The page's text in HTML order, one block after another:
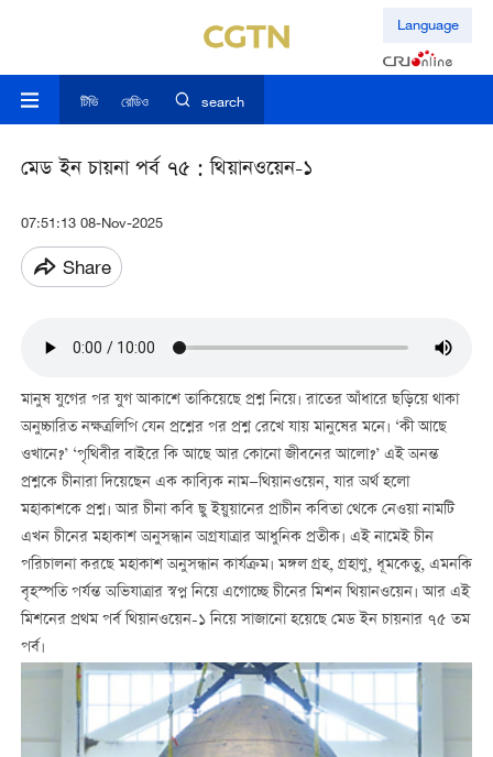
Language
টিভি রেডিও search
মেড ইন চায়না পর্ব ৭৫ : থিয়ানওয়েন-১
07:51:13 08-Nov-2025
Share
মানুষ যুগের পর যুগ আকাশে তাকিয়েছে প্রশ্ন নিয়ে। রাতের আঁধারে ছড়িয়ে থাকা
অনুচ্চারিত নক্ষত্রলিপি যেন প্রশ্নের পর প্রশ্ন রেখে যায় মানুষের মনে। ‘কী আছে
ওখানে?’ ‘পৃথিবীর বাইরে কি আছে আর কোনো জীবনের আলো?’ এই অনন্ত
প্রশ্নকে চীনারা দিয়েছেন এক কাব্যিক নাম—থিয়ানওয়েন, যার অর্থ হলো
মহাকাশকে প্রশ্ন। আর চীনা কবি ছু ইয়ুয়ানের প্রাচীন কবিতা থেকে নেওয়া নামটি
এখন চীনের মহাকাশ অনুসন্ধান অগ্রযাত্রার আধুনিক প্রতীক। এই নামেই চীন
পরিচালনা করছে মহাকাশ অনুসন্ধান কার্যক্রম। মঙ্গল গ্রহ, গ্রহাণু, ধূমকেতু, এমনকি
বৃহস্পতি পর্যন্ত অভিযাত্রার স্বপ্ন নিয়ে এগোচ্ছে চীনের মিশন থিয়ানওয়েন। আর এই
মিশনের প্রথম পর্ব থিয়ানওয়েন-১ নিয়ে সাজানো হয়েছে মেড ইন চায়নার ৭৫ তম
পর্ব।